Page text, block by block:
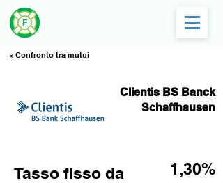
< Confronto tra mutui
Clientis BS Banck
Schaffhausen
Tasso fisso da 1,30%